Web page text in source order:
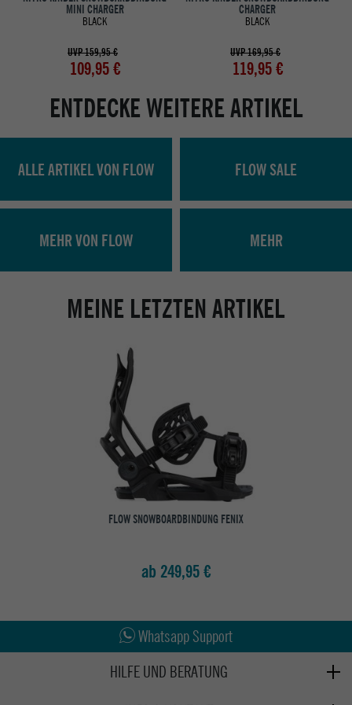
MINI CHARGER
BLACK
UVP 159,95 €
109,95 €
CHARGER
BLACK
UVP 169,95 €
119,95 €
ENTDECKE WEITERE ARTIKEL
ALLE ARTIKEL VON FLOW FLOW SALE
MEHR VON FLOW MEHR
MEINE LETZTEN ARTIKEL
FLOW SNOWBOARDBINDUNG FENIX
ab 249,95 €
Whatsapp Support
HILFE UND BERATUNG